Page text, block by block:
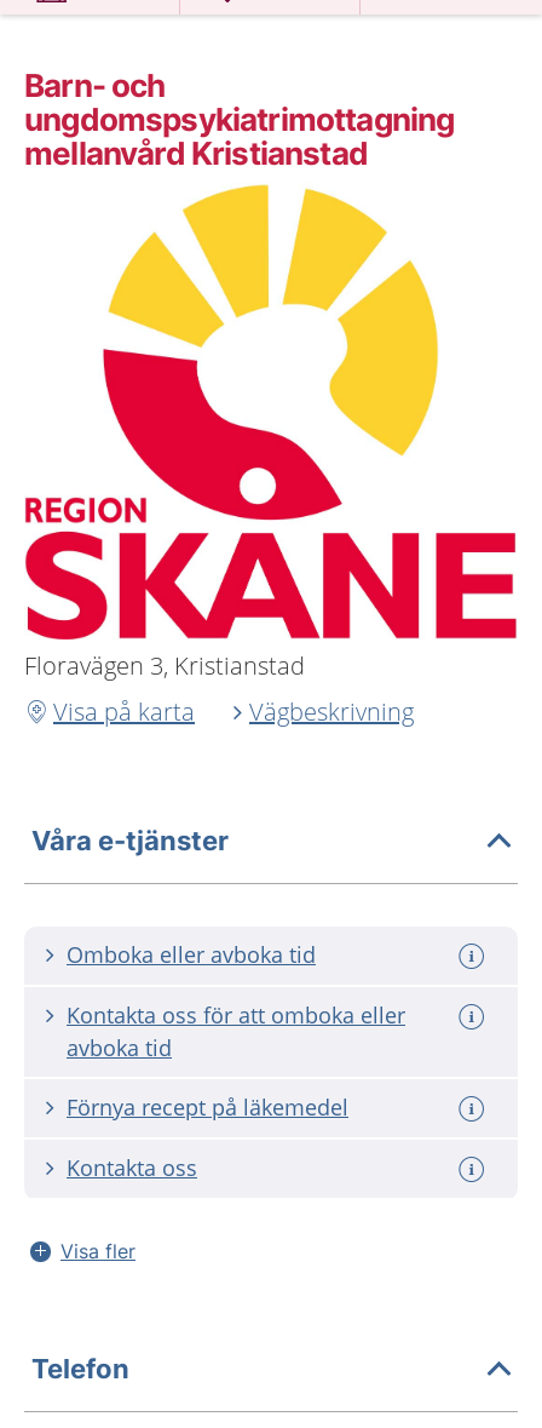
Barn- och
ungdomspsykiatrimottagning
mellanvård Kristianstad
Floravägen 3, Kristianstad
Visa på karta
Vägbeskrivning
Våra e-tjänster
Omboka eller avboka tid
Kontakta oss för att omboka eller
avboka tid
Förnya recept på läkemedel
Kontakta oss
Visa fler
Telefon